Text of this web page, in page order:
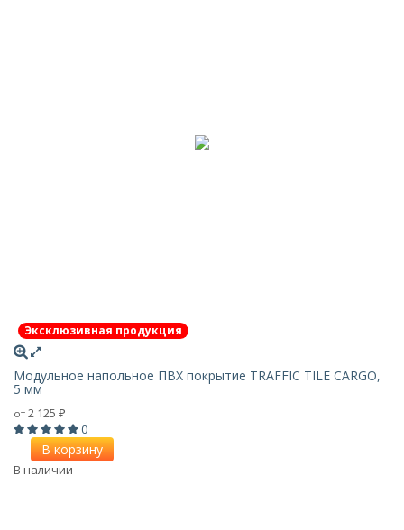
Эксклюзивная продукция
Модульное напольное ПВХ покрытие TRAFFIC TILE CARGO,
5 мм
от 2 125 ₽
0
В корзину
В наличии